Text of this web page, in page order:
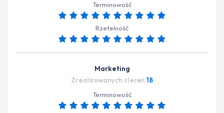
Terminowość
Rzetelność
Marketing
Zrealizowanych zleceń 18
Terminowość